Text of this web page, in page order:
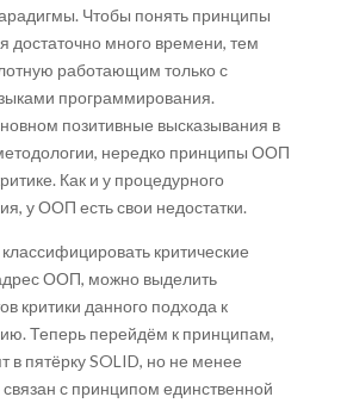
Чтобы понять принципы
достаточно много времени, тем
работающим только с
программирования.
позитивные высказывания в
нередко принципы ООП
Как и у процедурного
у ООП есть свои недостатки.
критические
ООП, можно выделить
критики данного подхода к
Теперь перейдём к принципам,
в пятёрку SOLID, но не менее
с принципом единственной